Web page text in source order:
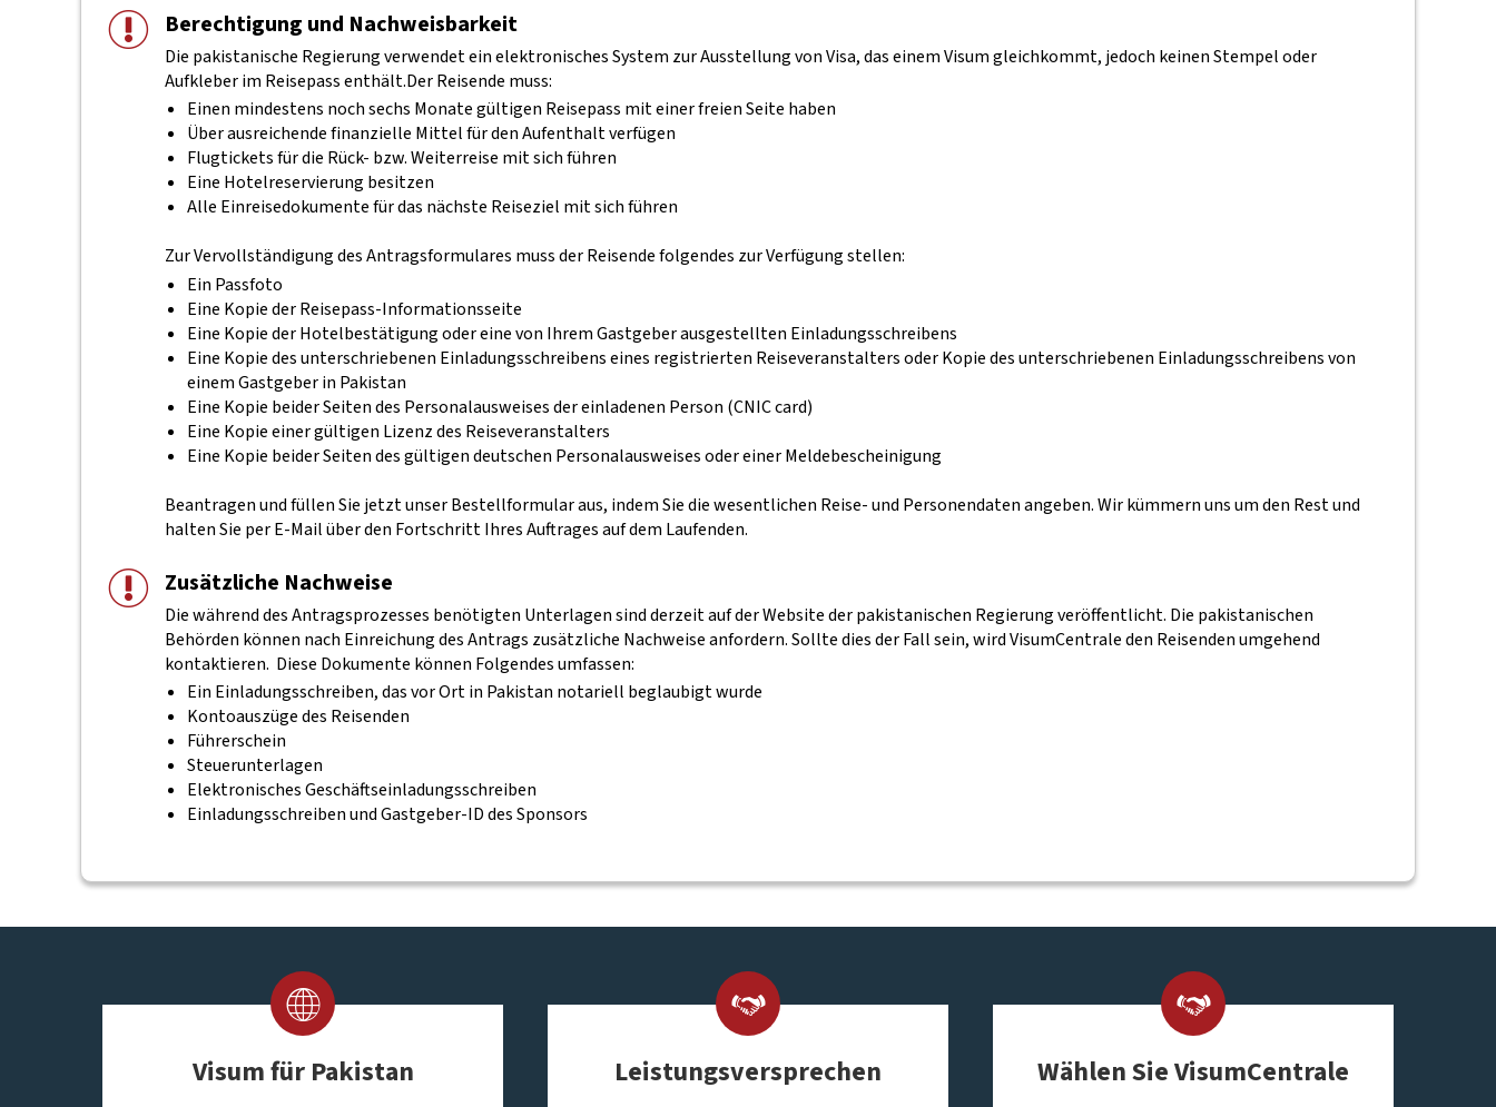
Berechtigung und Nachweisbarkeit
Die pakistanische Regierung verwendet ein elektronisches System zur Ausstellung von Visa, das einem Visum gleichkommt, jedoch keinen Stempel oder
Aufkleber im Reisepass enthält.Der Reisende muss:
Einen mindestens noch sechs Monate gültigen Reisepass mit einer freien Seite haben
Über ausreichende finanzielle Mittel für den Aufenthalt verfügen
Flugtickets für die Rück- bzw. Weiterreise mit sich führen
Eine Hotelreservierung besitzen
Alle Einreisedokumente für das nächste Reiseziel mit sich führen
Zur Vervollständigung des Antragsformulares muss der Reisende folgendes zur Verfügung stellen:
Ein Passfoto
Eine Kopie der Reisepass-Informationsseite
Eine Kopie der Hotelbestätigung oder eine von Ihrem Gastgeber ausgestellten Einladungsschreibens
Eine Kopie des unterschriebenen Einladungsschreibens eines registrierten Reiseveranstalters oder Kopie des unterschriebenen Einladungsschreibens von
einem Gastgeber in Pakistan
Eine Kopie beider Seiten des Personalausweises der einladenen Person (CNIC card)
Eine Kopie einer gültigen Lizenz des Reiseveranstalters
Eine Kopie beider Seiten des gültigen deutschen Personalausweises oder einer Meldebescheinigung
Beantragen und füllen Sie jetzt unser Bestellformular aus, indem Sie die wesentlichen Reise- und Personendaten angeben. Wir kümmern uns um den Rest und
halten Sie per E-Mail über den Fortschritt Ihres Auftrages auf dem Laufenden.
Zusätzliche Nachweise
Die während des Antragsprozesses benötigten Unterlagen sind derzeit auf der Website der pakistanischen Regierung veröffentlicht. Die pakistanischen
Behörden können nach Einreichung des Antrags zusätzliche Nachweise anfordern. Sollte dies der Fall sein, wird VisumCentrale den Reisenden umgehend
kontaktieren. Diese Dokumente können Folgendes umfassen:
Ein Einladungsschreiben, das vor Ort in Pakistan notariell beglaubigt wurde
Kontoauszüge des Reisenden
Führerschein
Steuerunterlagen
Elektronisches Geschäftseinladungsschreiben
Einladungsschreiben und Gastgeber-ID des Sponsors
Visum für Pakistan Leistungsversprechen Wählen Sie VisumCentrale